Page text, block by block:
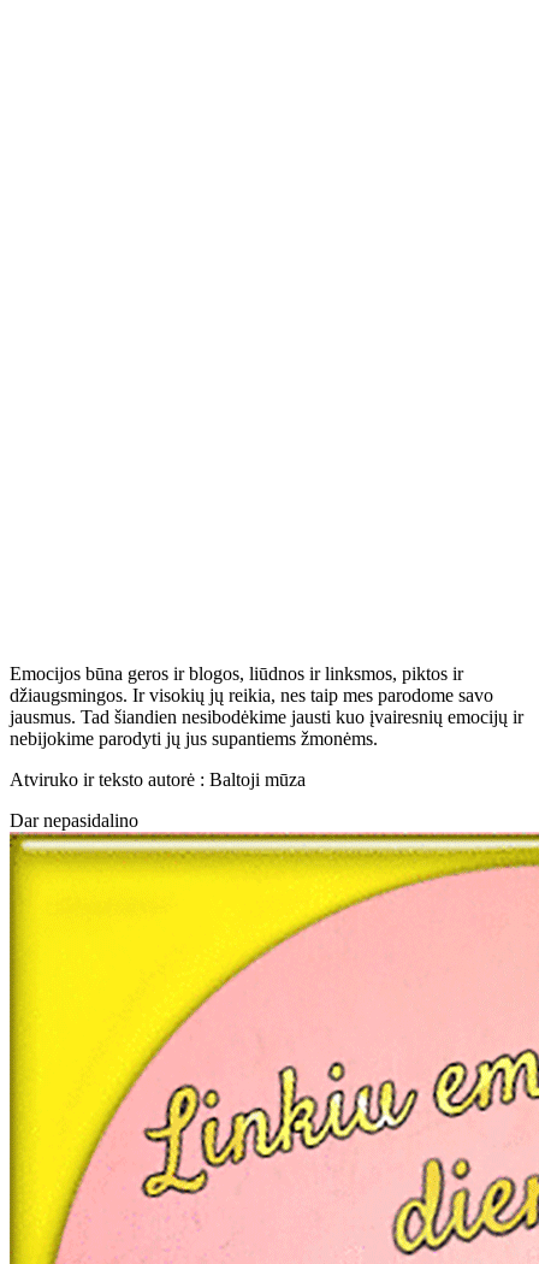
Emocijos būna geros ir blogos, liūdnos ir linksmos, piktos ir
džiaugsmingos. Ir visokių jų reikia, nes taip mes parodome savo
jausmus. Tad šiandien nesibodėkime jausti kuo įvairesnių emocijų ir
nebijokime parodyti jų jus supantiems žmonėms.
Atviruko ir teksto autorė : Baltoji mūza
Dar nepasidalino